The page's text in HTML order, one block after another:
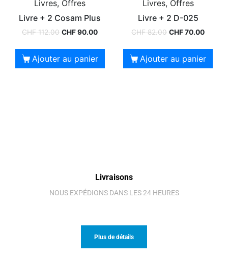
Livres, Offres
Livre + 2 Cosam Plus
CHF112.00 CHF90.00
Ajouter au panier
Livres, Offres
Livre + 2 D-025
CHF82.00 CHF70.00
Ajouter au panier
Livraisons
NOUS EXPÉDIONS DANS LES 24 HEURES
Plus de détails